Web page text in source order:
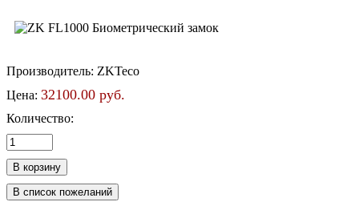
Производитель: ZKTeco
Цена: 32100.00 руб.
Количество: